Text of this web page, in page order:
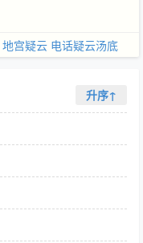
地宫疑云 电话疑云汤底
升序↑